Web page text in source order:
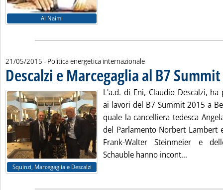
Al Naimi
21/05/2015 - Politica energetica internazionale
Descalzi e Marcegaglia al B7
Squinzi, Marcegaglia e Descalzi
L'a.d. di Eni, Claudio Descalzi,
ai lavori del B7 Summit 2015 a
quale la cancelliera tedesca
del Parlamento Norbert Lambert
Frank-Walter Steinmeier e
Schauble hanno incont...